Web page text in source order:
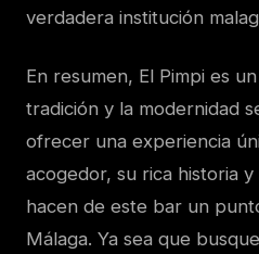
verdadera institución
En resumen, El Pimpi es
tradición y la modernidad
ofrecer una experiencia
acogedor, su rica historia y
hacen de este bar un
Málaga. Ya sea que